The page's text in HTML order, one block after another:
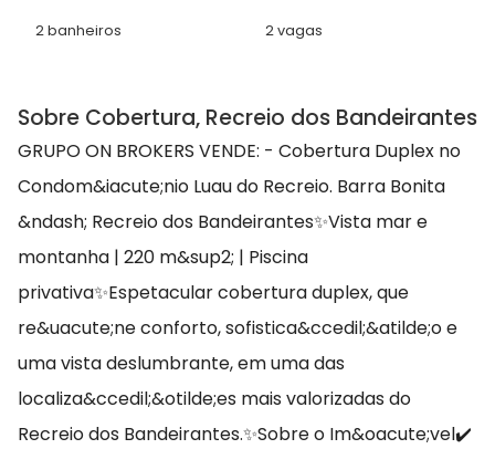
2 banheiros 2 vagas
Sobre Cobertura, Recreio dos Bandeirantes
GRUPO ON BROKERS VENDE: - Cobertura Duplex no
Condom&iacute;nio Luau do Recreio. Barra Bonita
&ndash; Recreio dos Bandeirantes✨Vista mar e
montanha | 220 m&sup2; | Piscina
privativa✨Espetacular cobertura duplex, que
re&uacute;ne conforto, sofistica&ccedil;&atilde;o e
uma vista deslumbrante, em uma das
localiza&ccedil;&otilde;es mais valorizadas do
Recreio dos Bandeirantes.✨Sobre o Im&oacute;vel✔️